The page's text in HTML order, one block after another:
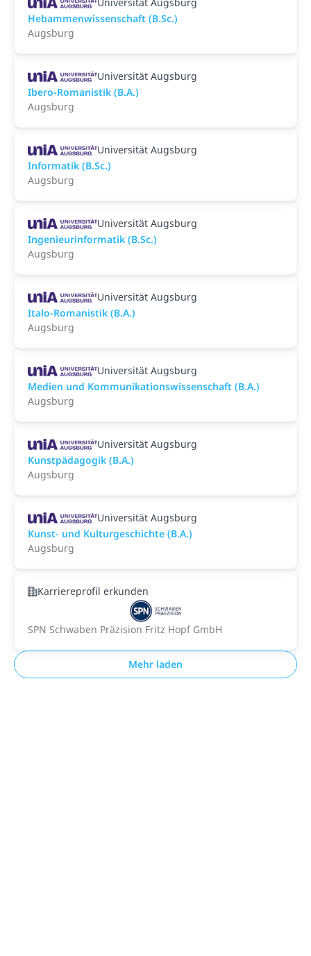
Hebammenwissenschaft (B.Sc.)
Augsburg
Universität Augsburg
Ibero-Romanistik (B.A.)
Augsburg
Universität Augsburg
Informatik (B.Sc.)
Augsburg
Universität Augsburg
Ingenieurinformatik (B.Sc.)
Augsburg
Universität Augsburg
Italo-Romanistik (B.A.)
Augsburg
Universität Augsburg
Medien und Kommunikationswissenschaft (B.A.)
Augsburg
Universität Augsburg
Kunstpädagogik (B.A.)
Augsburg
Universität Augsburg
Kunst- und Kulturgeschichte (B.A.)
Augsburg
Karriereprofil erkunden
SPN Schwaben Präzision Fritz Hopf GmbH
Mehr laden